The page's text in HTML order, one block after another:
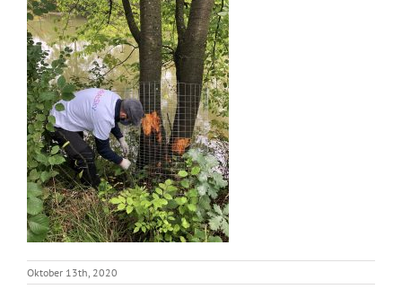
Oktober 13th, 2020